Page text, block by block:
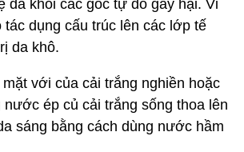
da khỏi các gốc tự do gây hại. Vi
tác dụng cấu trúc lên các lớp tế
da khô.
với của cải trắng nghiền hoặc
nước ép củ cải trắng sống thoa lên
sáng bằng cách dùng nước hầm